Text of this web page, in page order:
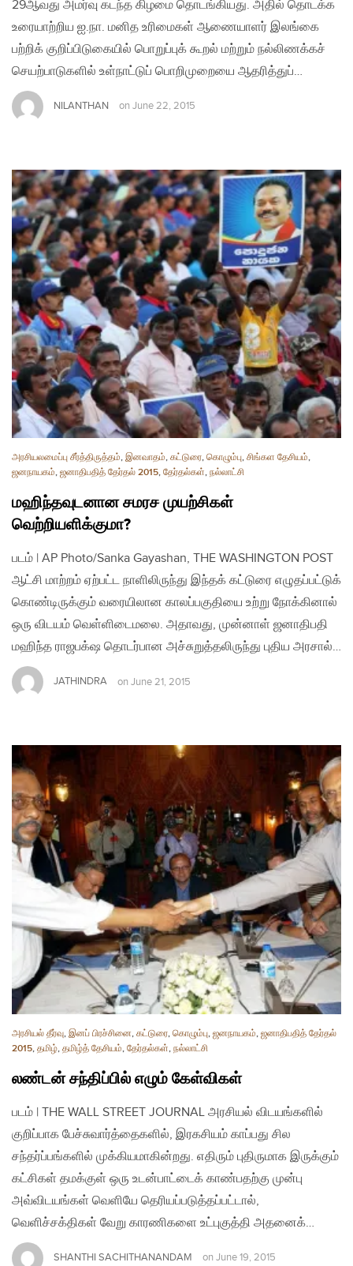
29ஆவது அமர்வு கடந்த கிழமை தொடங்கியது. அதில் தொடக்க
உரையாற்றிய ஐ.நா. மனித உரிமைகள் ஆணையாளர் இலங்கை
பற்றிக் குறிப்பிடுகையில் பொறுப்புக் கூறல் மற்றும் நல்லிணக்கச்
செயற்பாடுகளில் உள்நாட்டுப் பொறிமுறையை ஆதரித்துப்…
NILANTHAN on June 22, 2015
அரசியலமைப்பு சீர்த்திருத்தம், இனவாதம், கட்டுரை, கொழும்பு, சிங்கள தேசியம்,
ஜனநாயகம், ஜனாதிபதித் தேர்தல் 2015, தேர்தல்கள், நல்லாட்சி
மஹிந்தவுடனான சமரச முயற்சிகள்
வெற்றியளிக்குமா?
படம் | AP Photo/Sanka Gayashan, THE WASHINGTON POST
ஆட்சி மாற்றம் ஏற்பட்ட நாளிலிருந்து இந்தக் கட்டுரை எழுதப்பட்டுக்
கொண்டிருக்கும் வரையிலான காலப்பகுதியை உற்று நோக்கினால்
ஒரு விடயம் வெள்ளிடைமலை. அதாவது, முன்னாள் ஜனாதிபதி
மஹிந்த ராஜபக்‌ஷ தொடர்பான அச்சுறுத்தலிருந்து புதிய அரசால்…
JATHINDRA on June 21, 2015
அரசியல் தீர்வு, இனப் பிரச்சினை, கட்டுரை, கொழும்பு, ஜனநாயகம், ஜனாதிபதித் தேர்தல்
2015, தமிழ், தமிழ்த் தேசியம், தேர்தல்கள், நல்லாட்சி
லண்டன் சந்திப்பில் எழும் கேள்விகள்
படம் | THE WALL STREET JOURNAL அரசியல் விடயங்களில்
குறிப்பாக பேச்சுவார்த்தைகளில், இரகசியம் காப்பது சில
சந்தர்ப்பங்களில் முக்கியமாகின்றது. எதிரும் புதிருமாக இருக்கும்
கட்சிகள் தமக்குள் ஒரு உடன்பாட்டைக் காண்பதற்கு முன்பு
அவ்விடயங்கள் வெளியே தெரியப்படுத்தப்பட்டால்,
வெளிச்சக்திகள் வேறு காரணிகளை உட்புகுத்தி அதனைக்…
SHANTHI SACHITHANANDAM on June 19, 2015